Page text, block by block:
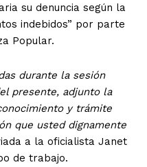
su denuncia según la
indebidos” por parte
Popular.
durante la sesión
presente, adjunto la
y trámite
que usted dignamente
a la oficialista Janet
de trabajo.